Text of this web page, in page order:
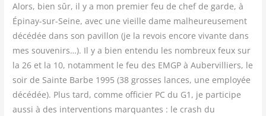
Alors, bien sûr, il y a mon pre­mier feu de chef de garde, à
Épi­nay-sur-Seine, avec une vieille dame mal­heu­reu­se­ment
décé­dée dans son pavillon (je la revois encore vivante dans
mes sou­ve­nirs…). Il y a bien enten­du les nom­breux feux sur
la 26 et la 10, notam­ment le feu des EMGP à Auber­vil­liers, le
soir de Sainte Barbe 1995 (38 grosses lances, une employée
décé­dée). Plus tard, comme offi­cier PC du G1, je par­ti­cipe
aus­si à des inter­ven­tions mar­quantes : le crash du